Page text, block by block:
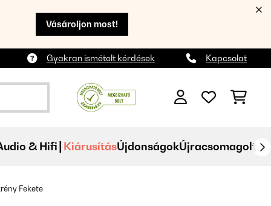
Vásároljon most!
Gyakran ismételt kérdések Kapcsolat
& Hifi KiárusításÚjdonságokÚjracsomagolt
Fekete